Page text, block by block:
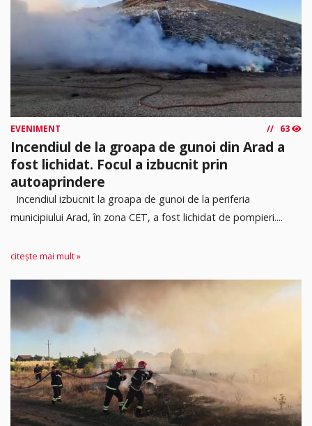
EVENIMENT 63
Incendiul de la groapa de gunoi din Arad a
fost lichidat. Focul a izbucnit prin
autoaprindere
Incendiul izbucnit la groapa de gunoi de la periferia
municipiului Arad, în zona CET, a fost lichidat de pompieri....
citește mai mult »